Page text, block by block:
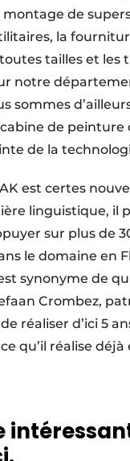
montage de
la
tailles et les
notre
sommes
de peinture
de la
est certes
linguistique, il
sur plus de
le domaine en
synonyme de
Crombez,
réaliser d’ici 5
qu’il réalise déjà